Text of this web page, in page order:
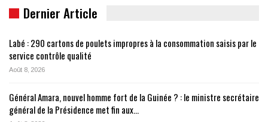
Dernier Article
Labé : 290 cartons de poulets impropres à la consommation saisis par le
service contrôle qualité
Août 8, 2026
Général Amara, nouvel homme fort de la Guinée ? : le ministre secrétaire
général de la Présidence met fin aux…